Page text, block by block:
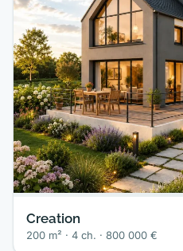
Creation
200 m² · 4 ch. · 800 000 €